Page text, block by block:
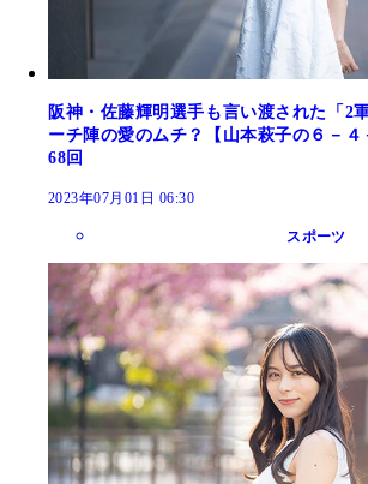
阪神・佐藤輝明選手も言い渡された「2
ーチ陣の愛のムチ？【山本萩子の６－
68回
2023年07月01日 06:30
スポーツ